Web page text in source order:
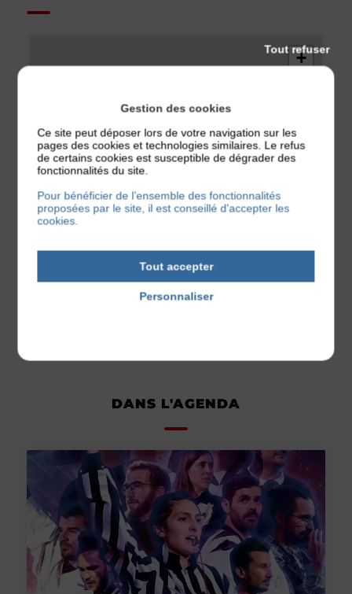
+
DANS L'AGENDA
Gestion des cookies
Ce site peut déposer lors de votre navigation sur les
pages des cookies et technologies similaires. Le refus
de certains cookies est susceptible de dégrader des
fonctionnalités du site.
Pour bénéficier de l’ensemble des fonctionnalités
proposées par le site, il est conseillé d'accepter les
cookies.
Tout accepter
Tout refuser
Personnaliser